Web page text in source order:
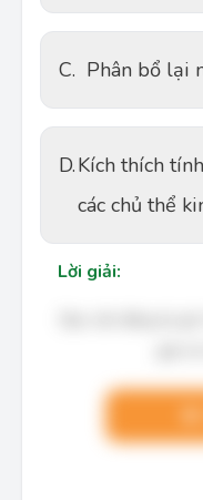
C. Phân bổ lại
D.Kích thích
các chủ thể
Lời giải: